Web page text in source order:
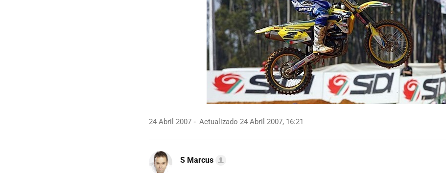
24 Abril 2007 Actualizado 24 Abril 2007, 16:21
S Marcus